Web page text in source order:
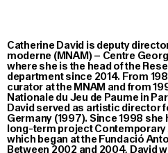
Catherine David is deputy
moderne (MNAM) – Centre
where she is the head of the
department since 2014. From
curator at the MNAM and from
Nationale du Jeu de Paume in
David served as artistic director
Germany (1997). Since 1998
long-term project
which began at the Fundació
Between 2002 and 2004, David